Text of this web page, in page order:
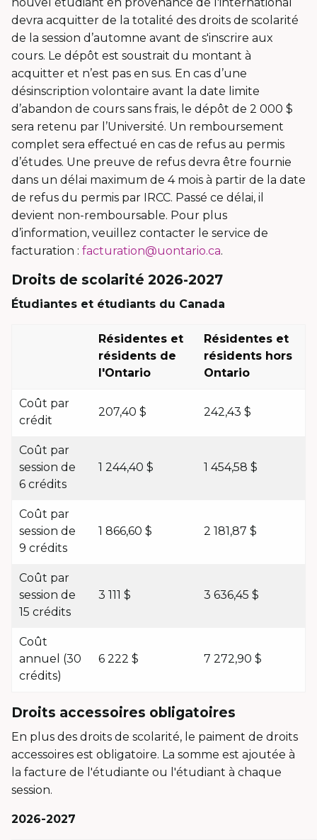
devra acquitter de la totalité des droits de scolarité
de la session d’automne avant de s'inscrire aux
cours. Le dépôt est soustrait du montant à
acquitter et n’est pas en sus. En cas d’une
désinscription volontaire avant la date limite
d’abandon de cours sans frais, le dépôt de 2 000 $
sera retenu par l’Université. Un remboursement
complet sera effectué en cas de refus au permis
d’études. Une preuve de refus devra être fournie
dans un délai maximum de 4 mois à partir de la date
de refus du permis par IRCC. Passé ce délai, il
devient non-remboursable. Pour plus
d’information, veuillez contacter le service de
facturation : facturation@uontario.ca.
Droits de scolarité 2026-2027
Étudiantes et étudiants du Canada
Résidentes et
résidents de
l'Ontario
Résidentes et
résidents hors
Ontario
Coût par
crédit
207,40 $ 242,43 $
Coût par
session de
6 crédits
1 244,40 $ 1 454,58 $
Coût par
session de
9 crédits
1 866,60 $ 2 181,87 $
Coût par
session de
15 crédits
3 111 $ 3 636,45 $
Coût
annuel (30
crédits)
6 222 $ 7 272,90 $
Droits accessoires obligatoires
En plus des droits de scolarité, le paiment de droits
accessoires est obligatoire. La somme est ajoutée à
la facture de l'étudiante ou l'étudiant à chaque
session.
2026-2027